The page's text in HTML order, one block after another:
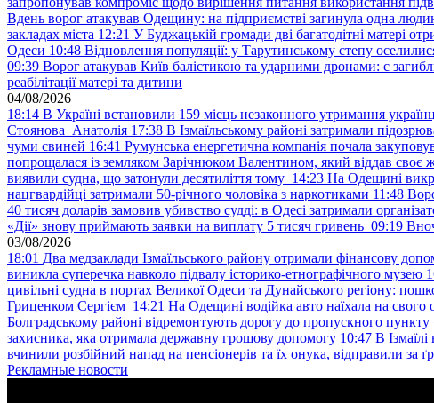
Вдень ворог атакував Одещину: на підприємстві загинула одна
закладах міста 12:21 У Буджацькій громади дві багатодітні матері
Одеси 10:48 Відновлення популяції: у Тарутинському степу
09:39 Ворог атакував Київ балістикою та ударними дронами: є
реабілітації матері та дитини
04/08/2026
18:14 В Україні встановили 159 місць незаконного утримання
Стоянова Анатолія 17:38 В Ізмаїльському районі затримали
чуми свиней 16:41 Румунська енергетична компанія почала
попрощалася із земляком Зарічнюком Валентином, який віддав своє
виявили судна, що затонули десятиліття тому 14:23 На Одещині
нацгвардійці затримали 50-річного чоловіка з наркотиками 11:48
40 тисяч доларів замовив убивство судді: в Одесі затримали
«Дії» знову приймають заявки на виплату 5 тисяч гривень 09:19
03/08/2026
18:01 Два медзаклади Ізмаїльського району отримали фінансову
виникла суперечка навколо підвалу історико-етнографічного музею
цивільні судна в портах Великої Одеси та Дунайського регіону:
Гриценком Сергієм 14:21 На Одещині водійка авто наїхала на свого
Болградському районі відремонтують дорогу до пропускного
захисника, яка отримала державну грошову допомогу 10:47 В
вчинили розбійний напад на пенсіонерів та їх онука, відправили за
Рекламные новости